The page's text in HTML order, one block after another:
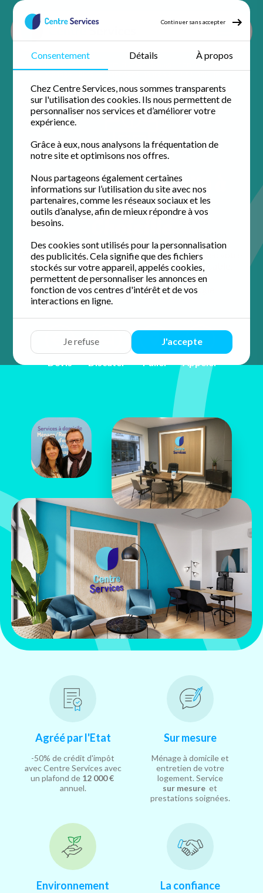
Continuer sans accepter
Consentement Détails À propos
Chez Centre Services, nous sommes transparents
sur l'utilisation des cookies. Ils nous permettent de
personnaliser nos services et d’améliorer votre
expérience.
Grâce à eux, nous analysons la fréquentation de
notre site et optimisons nos offres.
Nous partageons également certaines
informations sur l’utilisation du site avec nos
partenaires, comme les réseaux sociaux et les
outils d’analyse, afin de mieux répondre à vos
besoins.
Des cookies sont utilisés pour la personnalisation
des publicités. Cela signifie que des fichiers
stockés sur votre appareil, appelés cookies,
permettent de personnaliser les annonces en
fonction de vos centres d'intérêt et de vos
interactions en ligne.
Je refuse J'accepte
Ménage Tours
Ménage Chanceaux-sur-Choisille
Ménage à domicile à
Chanceaux-sur-
Choisille
Profitez de 50% de crédit d'impôt immédiat avec votre
agence de proximité pour un domicile impeccable.
4.9 / 5 sur 36 avisGoogle
Devis Discuter Y aller Appeler
Nathalie &
Christophe
Glaize
22 bis avenue Maginot
37100 Tours
Agréé par l'Etat
-50% de crédit d'impôt
avec Centre Services avec
un plafond de 12 000 €
annuel.
Sur mesure
Ménage à domicile et
entretien de votre
logement. Service
sur mesure et
prestations soignées.
Environnement La confiance